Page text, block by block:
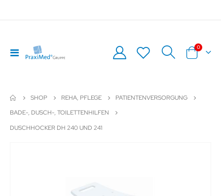
Navigation
umschalten
Warenkorb
0Artikel
SHOP REHA, PFLEGE
PATIENTENVERSORGUNG
BADE-, DUSCH-, TOILETTENHILFEN
DUSCHHOCKER DH 240 UND 241